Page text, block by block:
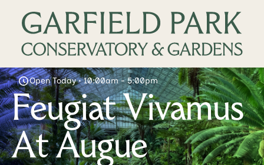
Open Today • 10:00am - 5:00pm
Feugiat Vivamus
At Augue